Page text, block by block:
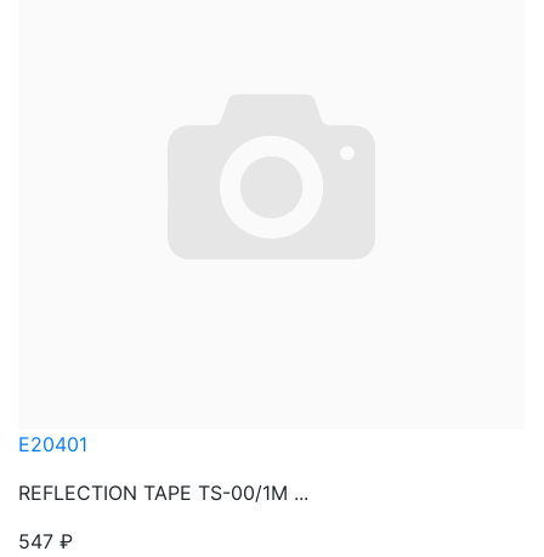
E20401
REFLECTION TAPE TS-00/1M ...
547 ₽